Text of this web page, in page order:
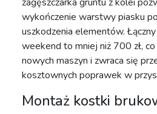
wykończenie warstwy piasku
uszkodzenia elementów.
weekend to mniej niż 700 zł,
nowych maszyn i zwraca się
kosztownych poprawek w
Montaż kostki